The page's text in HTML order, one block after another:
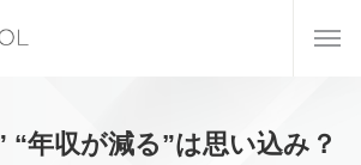
“年収が減る”は思い込み？